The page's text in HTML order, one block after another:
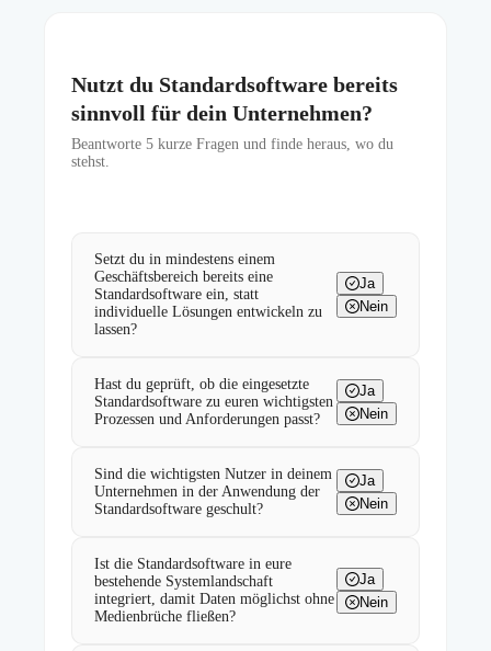
Nutzt du Standardsoftware bereits
sinnvoll für dein Unternehmen?
Beantworte 5 kurze Fragen und finde heraus, wo du
stehst.
Setzt du in mindestens einem
Geschäftsbereich bereits eine
Standardsoftware ein, statt
individuelle Lösungen entwickeln zu
lassen?
Ja
Nein
Hast du geprüft, ob die eingesetzte
Standardsoftware zu euren wichtigsten
Prozessen und Anforderungen passt?
Ja
Nein
Sind die wichtigsten Nutzer in deinem
Unternehmen in der Anwendung der
Standardsoftware geschult?
Ja
Nein
Ist die Standardsoftware in eure
bestehende Systemlandschaft
integriert, damit Daten möglichst ohne
Medienbrüche fließen?
Ja
Nein